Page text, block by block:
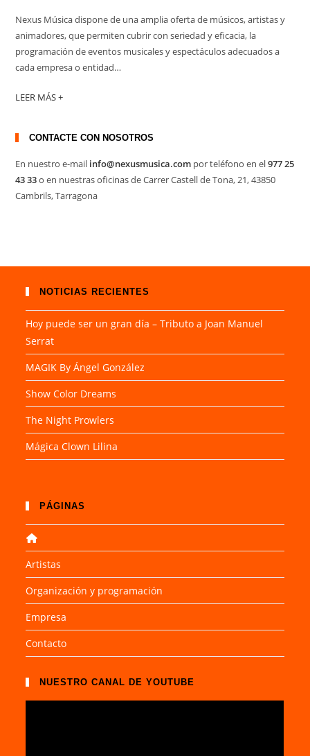
Nexus Música dispone de una amplia oferta de músicos, artistas y
animadores, que permiten cubrir con seriedad y eficacia, la
programación de eventos musicales y espectáculos adecuados a
cada empresa o entidad…
LEER MÁS +
CONTACTE CON NOSOTROS
En nuestro e-mail info@nexusmusica.com por teléfono en el977 25
43 33o en nuestras oficinas de Carrer Castell de Tona, 21, 43850
Cambrils, Tarragona
NOTICIAS RECIENTES
Hoy puede ser un gran día – Tributo a Joan Manuel
Serrat
MAGIK By Ángel González
Show Color Dreams
The Night Prowlers
Mágica Clown Lilina
PÁGINAS
Artistas
Organización y programación
Empresa
Contacto
NUESTRO CANAL DE YOUTUBE